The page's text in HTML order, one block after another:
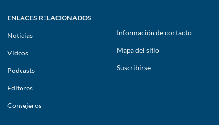
ENLACES RELACIONADOS
Noticias
Vídeos
Podcasts
Editores
Consejeros
Información de contacto
Mapa del sitio
Suscribirse